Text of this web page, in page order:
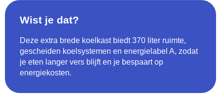
Wist je dat?
Deze extra brede koelkast biedt 370 liter ruimte,
gescheiden koelsystemen en energielabel A, zodat
je eten langer vers blijft en je bespaart op
energiekosten.